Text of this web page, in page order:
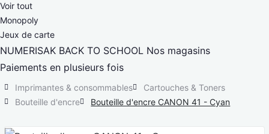
Voir tout
Monopoly
Jeux de carte
NUMERISAK BACK TO SCHOOL Nos magasins
Paiements en plusieurs fois
Imprimantes & consommables
Cartouches & Toners
Bouteille d'encre
Bouteille d'encre CANON 41 - Cyan